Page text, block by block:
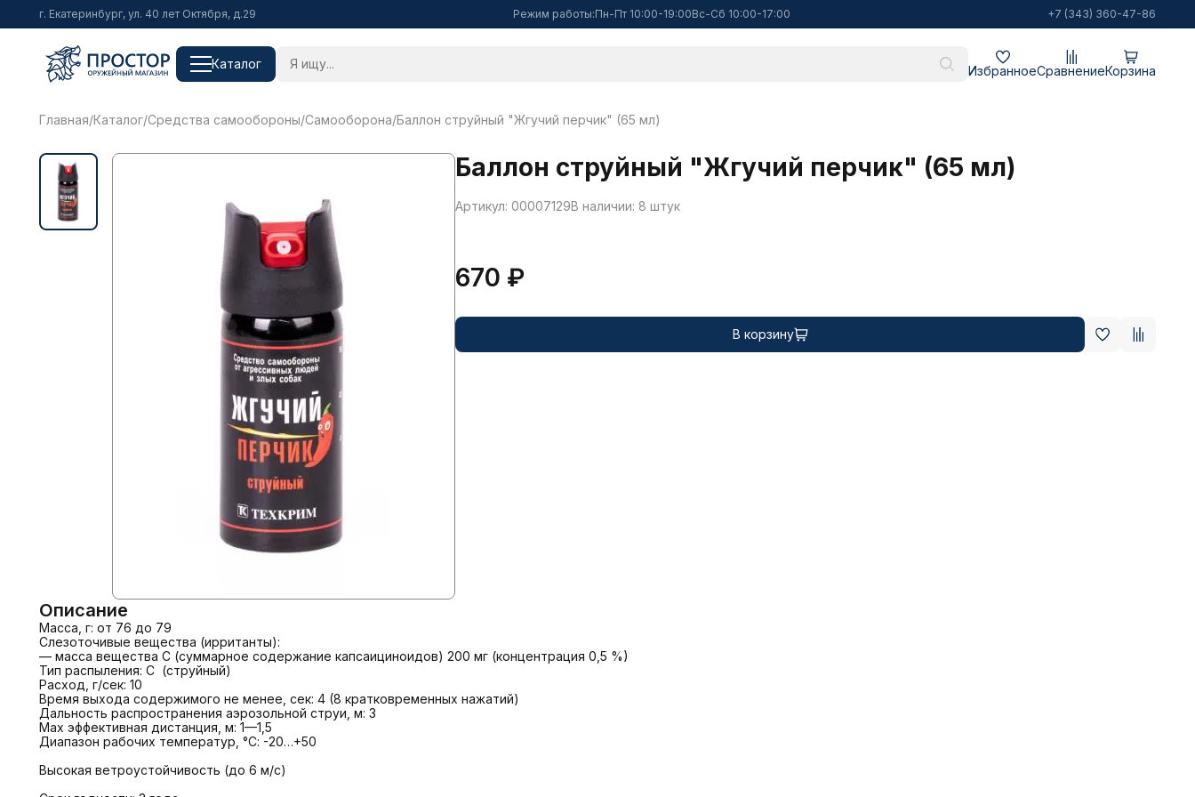
г. Екатеринбург, ул. 40 лет Октября, д.29 Режим работы:Пн-Пт 10:00-19:00Вс-Сб 10:00-17:00 +7 (343) 360-47-86
Каталог ИзбранноеСравнениеКорзина
Главная/Каталог/Средства самообороны/Самооборона/Баллон струйный "Жгучий перчик" (65 мл)
Баллон струйный "Жгучий перчик" (65 мл)
Артикул: 00007129В наличии: 8 штук
670 ₽
В корзину
Описание
Масса, г: от 76 до 79
Слезоточивые вещества (ирританты):
— масса вещества C (суммарное содержание капсаициноидов) 200 мг (концентрация 0,5 %)
Тип распыления: С  (струйный)
Расход, г/сек: 10
Время выхода содержимого не менее, сек: 4 (8 кратковременных нажатий)
Дальность распространения аэрозольной струи, м: 3
Мах эффективная дистанция, м: 1—1,5
Диапазон рабочих температур, °С: -20…+50
Высокая ветроустойчивость (до 6 м/с)